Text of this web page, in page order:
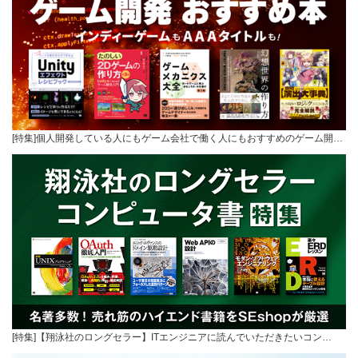
[特集]個人開発している人にもゲーム会社で働く人にもおすすめのゲーム開…
[特集]【翔泳社のロングセラー】ITエンジニアに読んでいただきたいコン…